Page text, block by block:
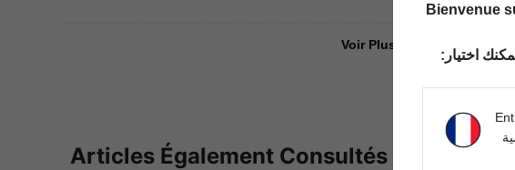
Voir Plus D'avis
Articles Également Consultés
Bienvenue
اختيار: